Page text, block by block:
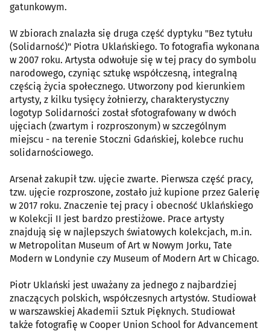
gatunkowym.
W zbiorach znalazła się druga część dyptyku "Bez tytułu
(Solidarność)" Piotra Uklańskiego. To fotografia wykonana
w 2007 roku. Artysta odwołuje się w tej pracy do symbolu
narodowego, czyniąc sztukę współczesną, integralną
częścią życia społecznego. Utworzony pod kierunkiem
artysty, z kilku tysięcy żołnierzy, charakterystyczny
logotyp Solidarności został sfotografowany w dwóch
ujęciach (zwartym i rozproszonym) w szczególnym
miejscu - na terenie Stoczni Gdańskiej, kolebce ruchu
solidarnościowego.
Arsenał zakupił tzw. ujęcie zwarte. Pierwsza część pracy,
tzw. ujęcie rozproszone, zostało już kupione przez Galerię
w 2017 roku. Znaczenie tej pracy i obecność Uklańskiego
w Kolekcji II jest bardzo prestiżowe. Prace artysty
znajdują się w najlepszych światowych kolekcjach, m.in.
w Metropolitan Museum of Art w Nowym Jorku, Tate
Modern w Londynie czy Museum of Modern Art w Chicago.
Piotr Uklański jest uważany za jednego z najbardziej
znaczących polskich, współczesnych artystów. Studiował
w warszawskiej Akademii Sztuk Pięknych. Studiował
także fotografię w Cooper Union School for Advancement